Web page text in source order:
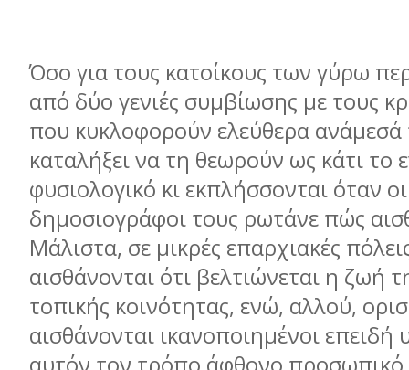
Όσο για τους κατοίκους των γύρω
από δύο γενιές συµβίωσης µε τους
που κυκλοφορούν ελεύθερα ανάµεσά
καταλήξει να τη θεωρούν ως κάτι το
φυσιολογικό κι εκπλήσσονται όταν
δηµοσιογράφοι τους ρωτάνε πώς
Μάλιστα, σε µικρές επαρχιακές
αισθάνονται ότι βελτιώνεται η ζωή
τοπικής κοινότητας, ενώ, αλλού,
αισθάνονται ικανοποιηµένοι επειδή